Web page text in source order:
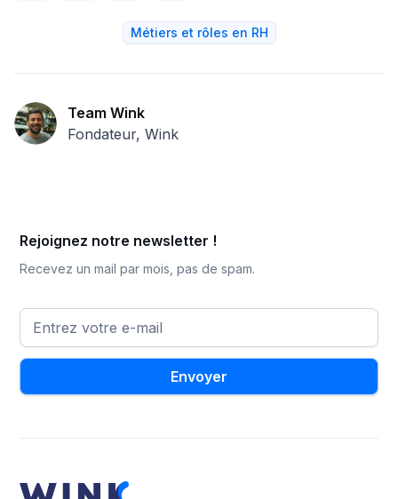
Métiers et rôles en RH
Team Wink
Fondateur, Wink
Rejoignez notre newsletter !
Recevez un mail par mois, pas de spam.